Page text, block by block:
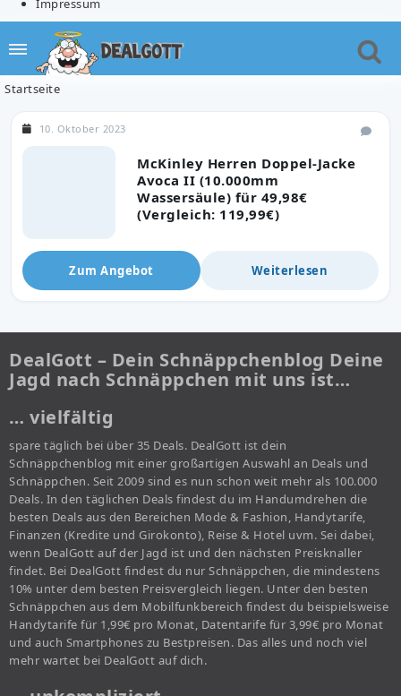
Impressum
Startseite
McKinley Herren Doppel-Jacke
Avoca II (10.000mm
Wassersäule) für 49,98€
(Vergleich: 119,99€)
10. Oktober 2023
Zum Angebot Weiterlesen
DealGott – Dein Schnäppchenblog Deine
Jagd nach Schnäppchen mit uns ist…
… vielfältig
spare täglich bei über 35 Deals. DealGott ist dein
Schnäppchenblog mit einer großartigen Auswahl an Deals und
Schnäppchen. Seit 2009 sind es nun schon weit mehr als 100.000
Deals. In den täglichen Deals findest du im Handumdrehen die
besten Deals aus den Bereichen Mode & Fashion, Handytarife,
Finanzen (Kredite und Girokonto), Reise & Hotel uvm. Sei dabei,
wenn DealGott auf der Jagd ist und den nächsten Preisknaller
findet. Bei DealGott findest du nur Schnäppchen, die mindestens
10% unter dem besten Preisvergleich liegen. Unter den besten
Schnäppchen aus dem Mobilfunkbereich findest du beispielsweise
Handytarife für 1,99€ pro Monat, Datentarife für 3,99€ pro Monat
und auch Smartphones zu Bestpreisen. Das alles und noch viel
mehr wartet bei DealGott auf dich.